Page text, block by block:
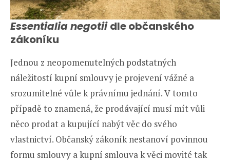
Essentialia negotiidle občanského
zákoníku
Jednou z neopomenutelných podstatných
náležitostí kupní smlouvy je projevení vážné a
srozumitelné vůle k právnímu jednání. V tomto
případě to znamená, že prodávající musí mít vůli
něco prodat a kupující nabýt věc do svého
vlastnictví. Občanský zákoník nestanoví povinnou
formu smlouvy a kupní smlouva k věci movité tak